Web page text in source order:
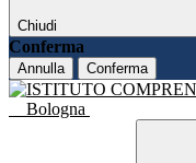
Chiudi
Conferma
Annulla Conferma
Bologna